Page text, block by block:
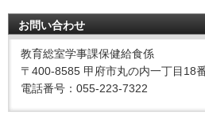
お問い合わせ
教育総室学事課保健給食係
〒400-8585 甲府市丸の内一丁目18
電話番号：055-223-7322